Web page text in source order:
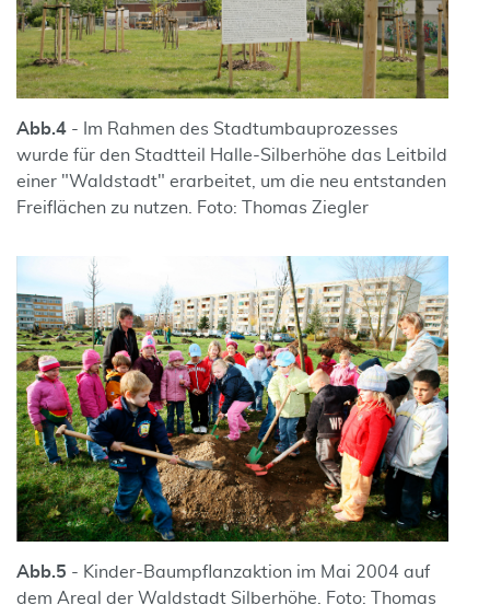
Abb.4 - Im Rahmen des Stadtumbauprozesses
wurde für den Stadtteil Halle-Silberhöhe das Leitbild
einer "Waldstadt" erarbeitet, um die neu entstanden
Freiflächen zu nutzen. Foto: Thomas Ziegler
Abb.5 - Kinder-Baumpflanzaktion im Mai 2004 auf
dem Areal der Waldstadt Silberhöhe. Foto: Thomas